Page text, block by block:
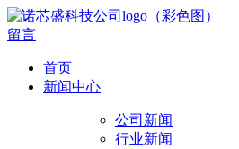
留言
首页
新闻中心
公司新闻
行业新闻